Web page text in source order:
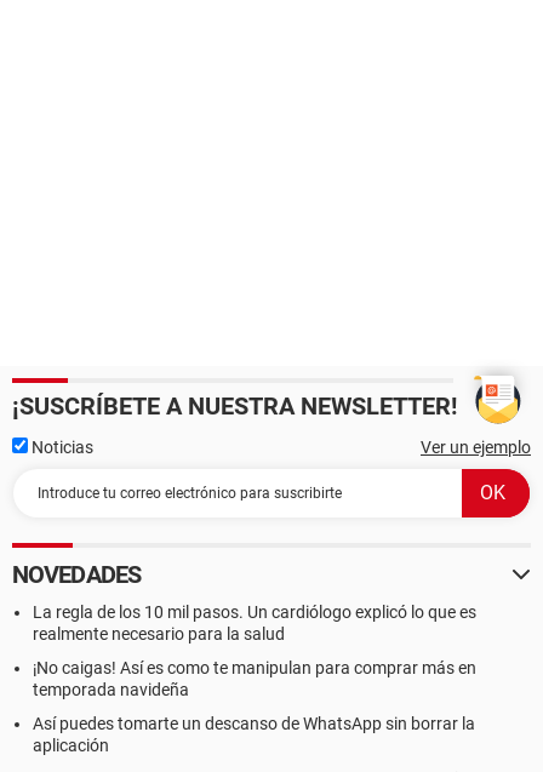
¡SUSCRÍBETE A NUESTRA NEWSLETTER!
Noticias Ver un ejemplo
NOVEDADES
La regla de los 10 mil pasos. Un cardiólogo explicó lo que es
realmente necesario para la salud
¡No caigas! Así es como te manipulan para comprar más en
temporada navideña
Así puedes tomarte un descanso de WhatsApp sin borrar la
aplicación